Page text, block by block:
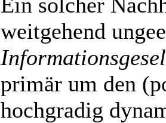
weitgehend
primär um den
hochgradig